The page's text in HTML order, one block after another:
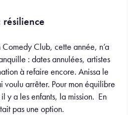
résilience
Comedy Club, cette année, n’a
: dates annulées, artistes
à refaire encore. Anissa le
voulu arrêter. Pour mon équilibre
y a les enfants, la mission. En
pas une option.